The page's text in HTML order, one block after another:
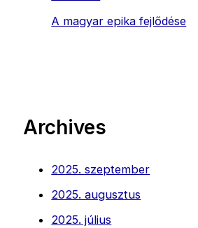
A magyar epika fejlődése
Archives
2025. szeptember
2025. augusztus
2025. július